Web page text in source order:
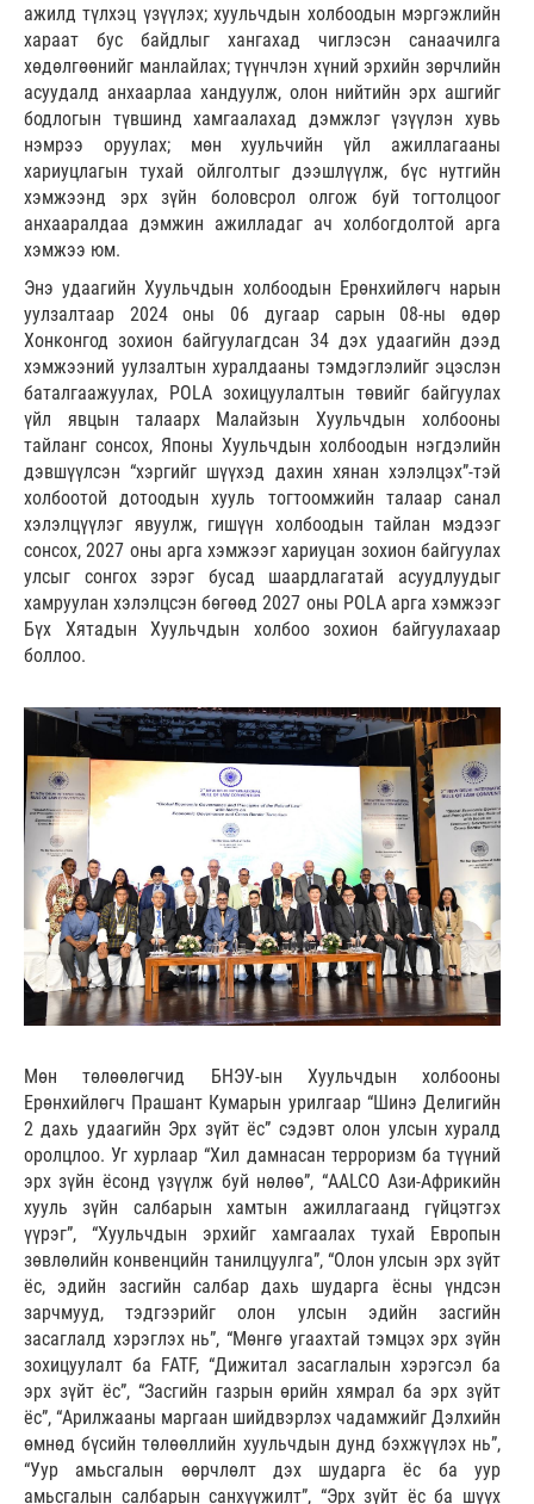
ажилд түлхэц үзүүлэх; хуульчдын холбоодын мэргэжлийн
хараат бус байдлыг хангахад чиглэсэн санаачилга
хөдөлгөөнийг манлайлах; түүнчлэн хүний эрхийн зөрчлийн
асуудалд анхаарлаа хандуулж, олон нийтийн эрх ашгийг
бодлогын түвшинд хамгаалахад дэмжлэг үзүүлэн хувь
нэмрээ оруулах; мөн хуульчийн үйл ажиллагааны
хариуцлагын тухай ойлголтыг дээшлүүлж, бүс нутгийн
хэмжээнд эрх зүйн боловсрол олгож буй тогтолцоог
анхааралдаа дэмжин ажилладаг ач холбогдолтой арга
хэмжээ юм.
Энэ удаагийн Хуульчдын холбоодын Ерөнхийлөгч нарын
уулзалтаар 2024 оны 06 дугаар сарын 08-ны өдөр
Хонконгод зохион байгуулагдсан 34 дэх удаагийн дээд
хэмжээний уулзалтын хуралдааны тэмдэглэлийг эцэслэн
баталгаажуулах, POLA зохицуулалтын төвийг байгуулах
үйл явцын талаарх Малайзын Хуульчдын холбооны
тайланг сонсох, Японы Хуульчдын холбоодын нэгдэлийн
дэвшүүлсэн “хэргийг шүүхэд дахин хянан хэлэлцэх”-тэй
холбоотой дотоодын хууль тогтоомжийн талаар санал
хэлэлцүүлэг явуулж, гишүүн холбоодын тайлан мэдээг
сонсох, 2027 оны арга хэмжээг хариуцан зохион байгуулах
улсыг сонгох зэрэг бусад шаардлагатай асуудлуудыг
хамруулан хэлэлцсэн бөгөөд 2027 оны POLA арга хэмжээг
Бүх Хятадын Хуульчдын холбоо зохион байгуулахаар
боллоо.
Мөн төлөөлөгчид БНЭУ-ын Хуульчдын холбооны
Ерөнхийлөгч Прашант Кумарын урилгаар “Шинэ Делигийн
2 дахь удаагийн Эрх зүйт ёс” сэдэвт олон улсын хуралд
оролцлоо. Уг хурлаар “Хил дамнасан терроризм ба түүний
эрх зүйн ёсонд үзүүлж буй нөлөө”, “AALCO Ази-Африкийн
хууль зүйн салбарын хамтын ажиллагаанд гүйцэтгэх
үүрэг”, “Хуульчдын эрхийг хамгаалах тухай Европын
зөвлөлийн конвенцийн танилцуулга”, “Олон улсын эрх зүйт
ёс, эдийн засгийн салбар дахь шударга ёсны үндсэн
зарчмууд, тэдгээрийг олон улсын эдийн засгийн
засаглалд хэрэглэх нь”, “Мөнгө угаахтай тэмцэх эрх зүйн
зохицуулалт ба FATF, “Дижитал засаглалын хэрэгсэл ба
эрх зүйт ёс”, “Засгийн газрын өрийн хямрал ба эрх зүйт
ёс”, “Арилжааны маргаан шийдвэрлэх чадамжийг Дэлхийн
өмнөд бүсийн төлөөллийн хуульчдын дунд бэхжүүлэх нь”,
“Уур амьсгалын өөрчлөлт дэх шударга ёс ба уур
амьсгалын салбарын санхүүжилт”, “Эрх зүйт ёс ба шүүх